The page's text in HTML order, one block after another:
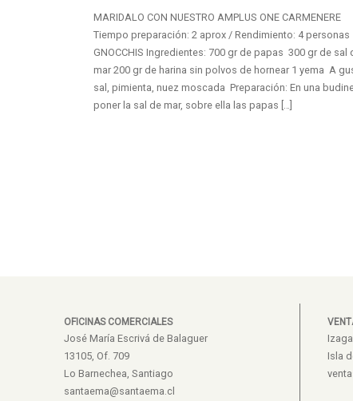
MARIDALO CON NUESTRO AMPLUS ONE CARMENERE
Tiempo preparación: 2 aprox / Rendimiento: 4 personas
GNOCCHIS Ingredientes: 700 gr de papas 300 gr de sal
mar 200 gr de harina sin polvos de hornear 1 yema A
sal, pimienta, nuez moscada Preparación: En una
poner la sal de mar, sobre ella las papas […]
OFICINAS COMERCIALES
José María Escrivá de Balaguer
13105, Of. 709
Lo Barnechea, Santiago
santaema@santaema.cl
Isla